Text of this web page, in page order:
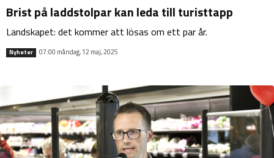
Brist på laddstolpar kan leda till turisttapp
Landskapet: det kommer att lösas om ett par år.
Nyheter 07:00 måndag, 12 maj, 2025